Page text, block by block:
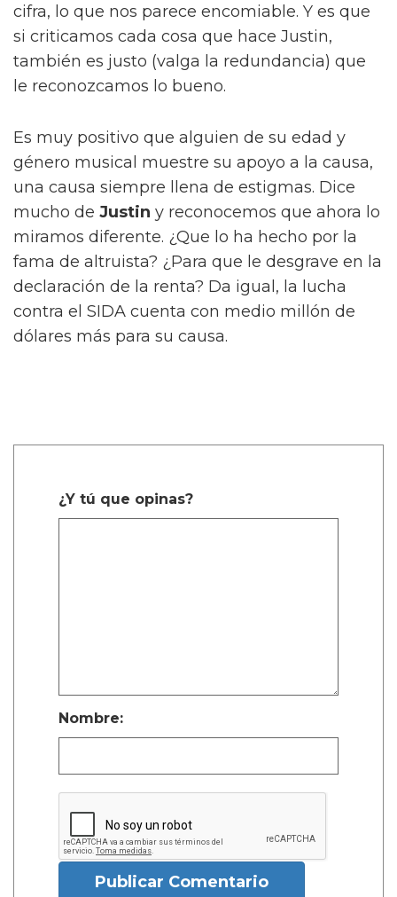
cifra, lo que nos parece encomiable. Y es que
si criticamos cada cosa que hace Justin,
también es justo (valga la redundancia) que
le reconozcamos lo bueno.
Es muy positivo que alguien de su edad y
género musical muestre su apoyo a la causa,
una causa siempre llena de estigmas. Dice
mucho de Justin y reconocemos que ahora lo
miramos diferente. ¿Que lo ha hecho por la
fama de altruista? ¿Para que le desgrave en la
declaración de la renta? Da igual, la lucha
contra el SIDA cuenta con medio millón de
dólares más para su causa.
¿Y tú que opinas?
Nombre:
Publicar Comentario